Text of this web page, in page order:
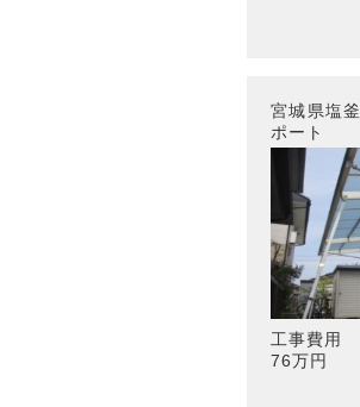
宮城県塩
ポート
工事費用
76万円